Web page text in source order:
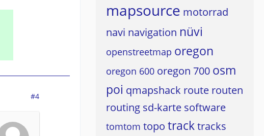
#4
mapsource motorrad
navi navigation nüvi
openstreetmap oregon
oregon 600 oregon 700 osm
poi qmapshack route routen
routing sd-karte software
tomtom topo tracktracks